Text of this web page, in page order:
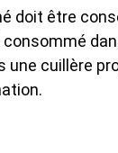
doit être
une cuillère